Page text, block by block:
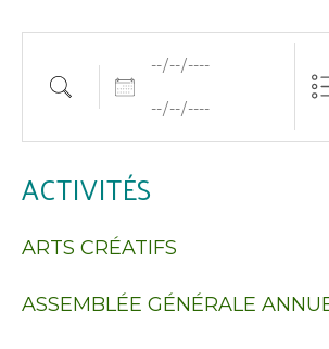
Rechercher une activité
ACTIVITÉS
ARTS CRÉATIFS
ASSEMBLÉE GÉNÉRALE